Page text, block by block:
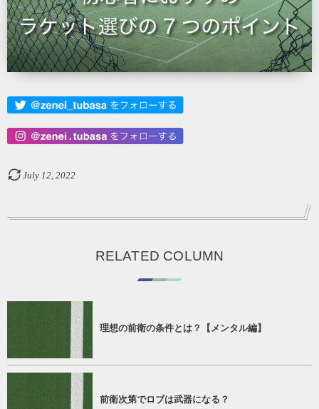
July 12, 2022
RELATED COLUMN
理想の前衛の条件とは？【メンタル編】
前衛次第でロブは武器になる？